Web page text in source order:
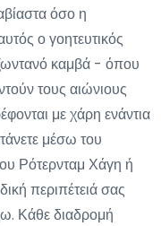
όσο η
ο γοητευτικός
καμβά - όπου
τους αιώνιους
με χάρη ενάντια
μέσω του
Ρότερνταμ Χάγη ή
περιπέτειά σας
Κάθε διαδρομή